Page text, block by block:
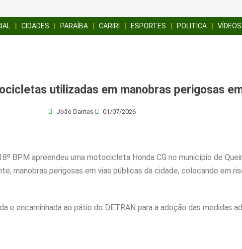
CIDADES PARAÍBA CARIRI ESPORTES POLITICA VÍDEOS
utilizadas em manobras perigosas
João Dantas 01/07/2026
BPM apreendeu uma motocicleta Honda CG no município de
manobras perigosas em vias públicas da cidade, colocando em
e encaminhada ao pátio do DETRAN para a adoção das medidas